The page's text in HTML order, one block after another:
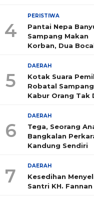
4
PERISTIWA
Pantai Nepa
Sampang Makan
Korban, Dua
5
DAERAH
Kotak Suara
Robatal
Kabur Orang Tak
6
DAERAH
Tega, Seorang
Bangkalan
Kandung Sendiri
7 DAERAH
Kesedihan
Santri KH. Fannan